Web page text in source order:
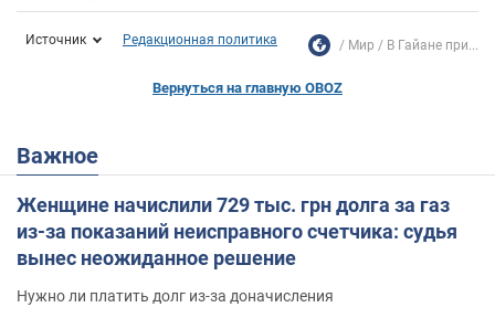
Источник Редакционная политика Мир В Гайане при...
Вернуться на главную OBOZ
Важное
Женщине начислили 729 тыс. грн долга за газ
из-за показаний неисправного счетчика: судья
вынес неожиданное решение
Нужно ли платить долг из-за доначисления